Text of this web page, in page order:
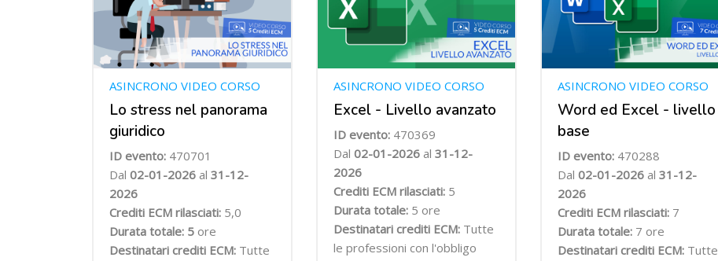
Lo stress nel panorama
giuridico
ASINCRONO VIDEO CORSO
ID evento: 470701
Dal 02-01-2026 al 31-12-
2026
Crediti ECM rilasciati: 5,0
Durata totale: 5 ore
Destinatari crediti ECM: Tutte
Excel - Livello avanzato
ASINCRONO VIDEO CORSO
ID evento: 470369
Dal 02-01-2026 al 31-12-
2026
Crediti ECM rilasciati: 5
Durata totale: 5 ore
Destinatari crediti ECM: Tutte
le professioni con l'obbligo
Word ed Excel - livello
base
ASINCRONO VIDEO CORSO
ID evento: 470288
Dal 02-01-2026 al 31-12-
2026
Crediti ECM rilasciati: 7
Durata totale: 7 ore
Destinatari crediti ECM: Tutte